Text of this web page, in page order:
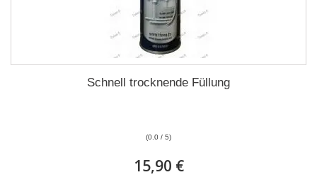
Schnell trocknende Füllung
(0.0 / 5)
15,90 €